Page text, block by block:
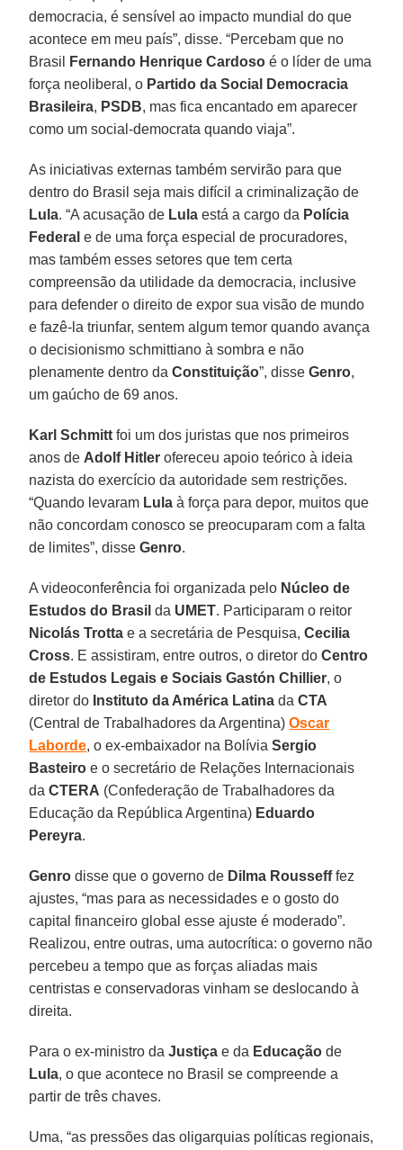
democracia, é sensível ao impacto mundial do que
acontece em meu país”, disse. “Percebam que no
Brasil
Fernando Henrique Cardoso é o líder de uma
força neoliberal, o Partido da Social Democracia
Brasileira, PSDB, mas fica encantado em aparecer
como um social-democrata quando viaja”.
As iniciativas externas também servirão para que
dentro do Brasil seja mais difícil a criminalização de
Lula. “A acusação de Lula está a cargo da Polícia
Federal e de uma força especial de procuradores,
mas também esses setores que tem certa
compreensão da utilidade da democracia, inclusive
para defender o direito de expor sua visão de mundo
e fazê-la triunfar, sentem algum temor quando avança
o decisionismo schmittiano à sombra e não
plenamente dentro daConstituição”, disseGenro,
um gaúcho de 69 anos.
Karl Schmitt foi um dos juristas que nos primeiros
anos de Adolf Hitler ofereceu apoio teórico à ideia
nazista do exercício da autoridade sem restrições.
“Quando levaram Lula à força para depor, muitos que
não concordam conosco se preocuparam com a falta
de limites”, disseGenro.
A videoconferência foi organizada pelo Núcleo de
Estudos do Brasil da UMET. Participaram o reitor
Nicolás Trotta e a secretária de Pesquisa,Cecilia
Cross. E assistiram, entre outros, o diretor doCentro
de Estudos Legais e Sociais Gastón Chillier, o
diretor do Instituto da América Latinada CTA
(Central de Trabalhadores da Argentina)Oscar
Laborde, o ex-embaixador na BolíviaSergio
Basteiro e o secretário de Relações Internacionais
daCTERA (Confederação de Trabalhadores da
Educação da República Argentina) Eduardo
Pereyra.
Genro disse que o governo de Dilma Roussefffez
ajustes, “mas para as necessidades e o gosto do
capital financeiro global esse ajuste é moderado”.
Realizou, entre outras, uma autocrítica: o governo não
percebeu a tempo que as forças aliadas mais
centristas e conservadoras vinham se deslocando à
direita.
Para o ex-ministro daJustiça e da Educação de
Lula, o que acontece no Brasil se compreende a
partir de três chaves.
Uma, “as pressões das oligarquias políticas regionais,